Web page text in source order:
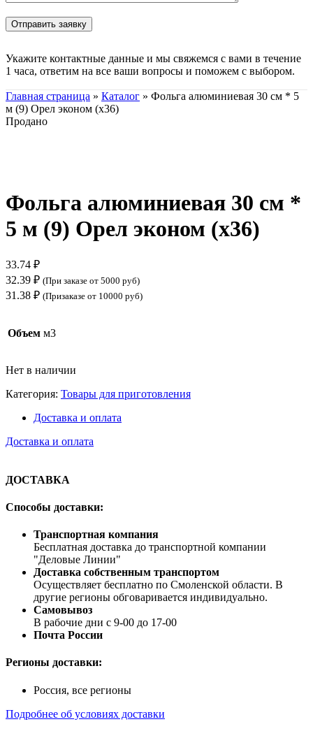
Укажите контактные данные и мы свяжемся с вами в течение
1 часа, ответим на все ваши вопросы и поможем с выбором.
Главная страница » Каталог » Фольга алюминиевая 30 см * 5
м (9) Орел эконом (х36)
Продано
Фольга алюминиевая 30 см *
5 м (9) Орел эконом (х36)
33.74 ₽
32.39 ₽ (При заказе от 5000 руб)
31.38 ₽ (Призаказе от 10000 руб)
Объем м3
Нет в наличии
Категория: Товары для приготовления
Доставка и оплата
Доставка и оплата
ДОСТАВКА
Способы доставки:
Транспортная компания
Бесплатная доставка до транспортной компании
"Деловые Линии"
Доставка собственным транспортом
Осуществляет бесплатно по Смоленской области. В
другие регионы обговаривается индивидуально.
Самовывоз
В рабочие дни с 9-00 до 17-00
Почта России
Регионы доставки:
Россия, все регионы
Подробнее об условиях доставки